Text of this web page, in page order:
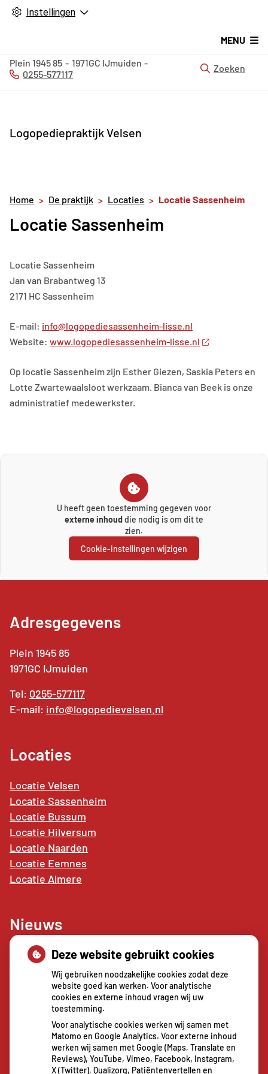
Instellingen
Logopediepraktijk Velsen
MENU
Plein 194585 1971GC IJmuiden
Tel:
0255-577117
Zoeken
Home De praktijk Locaties Locatie Sassenheim
Locatie Sassenheim
Locatie Sassenheim
Jan van Brabantweg 13
2171 HC Sassenheim
E-mail: info@logopediesassenheim-lisse.nl
Website: www.logopediesassenheim-lisse.nl
Op locatie Sassenheim zijn Esther Giezen, Saskia Peters en
Lotte Zwartewaalsloot werkzaam. Bianca van Beek is onze
administratief medewerkster.
U heeft geen toestemming gegeven voor
externe inhouddie nodig is om dit te
zien.
Cookie-instellingen wijzigen
Adresgegevens
Plein 1945 85
1971GC IJmuiden
Tel: 0255-577117
E-mail: info@logopedievelsen.nl
Locaties
Locatie Velsen
Locatie Sassenheim
Locatie Bussum
Locatie Hilversum
Locatie Naarden
Locatie Eemnes
Locatie Almere
Nieuws
Sterke buikspieren zonder sportschool? Deze 7
activiteiten doen het werk stiekem voor jou
CZ vergoedt zorg van twee gespecialiseerde
revalidatieartsen niet meer
De sleutel tot blijvend afvallen? Dat doe je
volgens onderzoek veel effectiever samen
Spoedeisende hulp zag dit weekend meer
mensen met heup- en polsbreuken binnenkomen
Deze website gebruikt cookies
Wij gebruiken noodzakelijke cookies zodat deze
website goed kan werken. Voor analytische
cookies en externe inhoud vragen wij uw
toestemming.
Voor analytische cookies werken wij samen met
Matomo en Google Analytics. Voor externe inhoud
werken wij samen met Google (Maps, Translate en
Reviews), YouTube, Vimeo, Facebook, Instagram,
X (Twitter), Qualizorg, Patiëntenvertellen en